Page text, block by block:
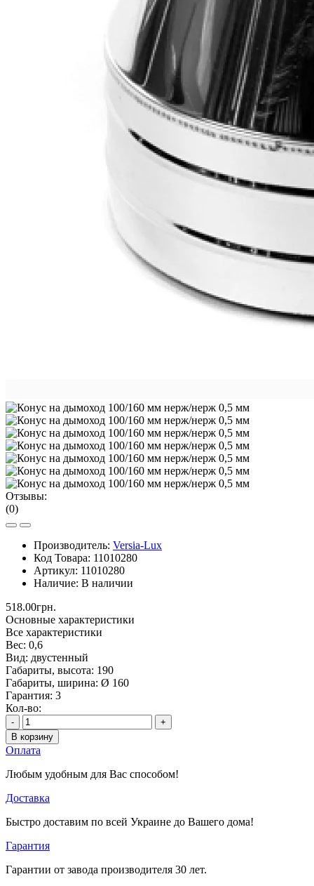
Отзывы:
(0)
Производитель: Versia-Lux
Код Товара: 11010280
Артикул: 11010280
Наличие: В наличии
518.00грн.
Основные характеристики
Все характеристики
Вес: 0,6
Вид: двустенный
Габариты, высота: 190
Габариты, ширина: Ø 160
Гарантия: 3
Кол-во:
-
+
В корзину
Оплата
Любым удобным для Вас способом!
Доставка
Быстро доставим по всей Украине до Вашего дома!
Гарантия
Гарантии от завода производителя 30 лет.